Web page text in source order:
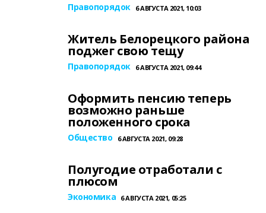
Правопорядок 6 АВГУСТА 2021, 10:03
Житель Белорецкого района
поджег свою тещу
Правопорядок 6 АВГУСТА 2021, 09:44
Оформить пенсию теперь
возможно раньше
положенного срока
Общество 6 АВГУСТА 2021, 09:28
Полугодие отработали с
плюсом
Экономика 6 АВГУСТА 2021, 05:25